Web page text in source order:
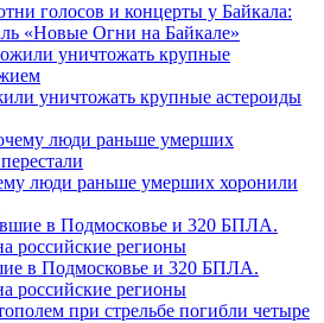
голосов и концерты у Байкала:
«Новые Огни на Байкале»
уничтожать крупные астероиды
люди раньше умерших хоронили
в Подмосковье и 320 БПЛА.
российские регионы